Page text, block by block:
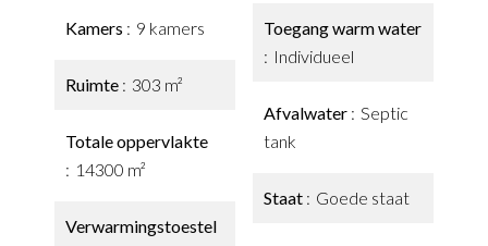
Kamers 9 kamers
Ruimte 303 m²
Totale oppervlakte
14300 m²
Verwarmingstoestel
Toegang warm water
Individueel
Afvalwater
Septic
tank
Staat Goede staat